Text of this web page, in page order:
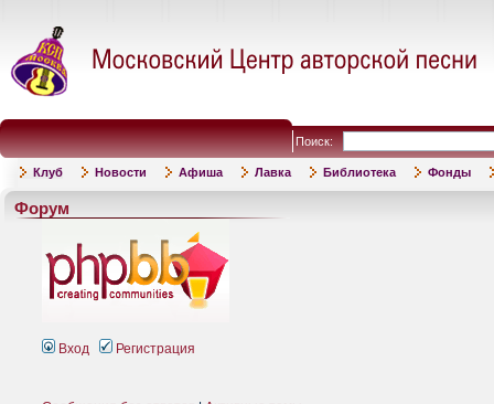
Поиск:
Клуб Новости Афиша Лавка Библиотека Фонды
Форум
Вход Регистрация